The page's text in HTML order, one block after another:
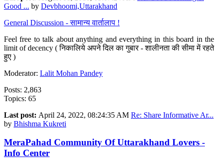
Good ... by Devbhoomi,Uttarakhand
General Discussion - सामान्य वार्तालाप !
Feel free to talk about anything and everything in this board in the
limit of decency ( निकालिये अपने दिल का गुबार - शालीनता की सीमा में रहते
हुए )
Moderator: Lalit Mohan Pandey
Posts: 2,863
Topics: 65
Last post: April 24, 2022, 08:24:35 AM Re: Share Informative Ar...
by Bhishma Kukreti
MeraPahad Community Of Uttarakhand Lovers -
Info Center